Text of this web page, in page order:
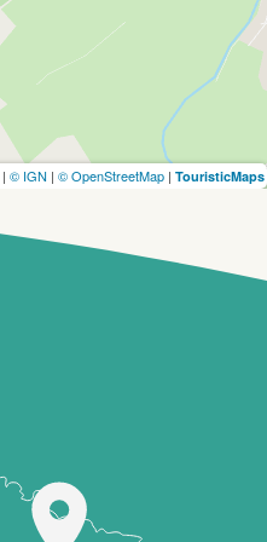
| © IGN | © OpenStreetMap | TouristicMaps